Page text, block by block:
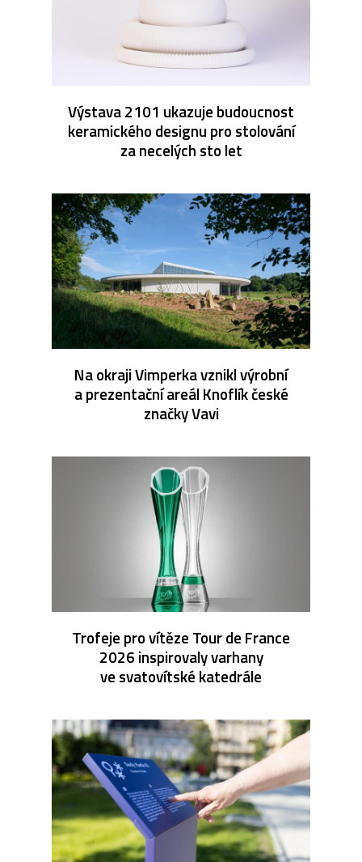
Výstava 2101 ukazuje budoucnost
keramického designu pro stolování
za necelých sto let
Na okraji Vimperka vznikl výrobní
a prezentační areál Knoflík české
značky Vavi
Trofeje pro vítěze Tour de France
2026 inspirovaly varhany
ve svatovítské katedrále